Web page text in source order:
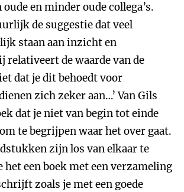
en minder oude collega’s.
de suggestie dat veel
staan aan inzicht en
de waarde van de
dat je dit behoedt voor
zich zeker aan…’ Van Gils
dat je niet van begin tot einde
te begrijpen waar het over gaat.
zijn los van elkaar te
het een boek met een verzameling
zoals je met een goede